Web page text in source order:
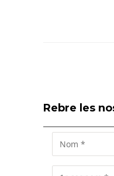
Rebre les